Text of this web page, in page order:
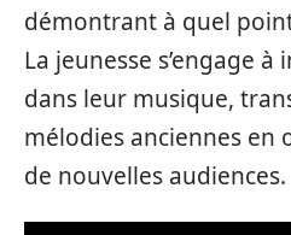
démontrant à quel
La jeunesse s’engage
dans leur musique,
mélodies anciennes
de nouvelles audiences.